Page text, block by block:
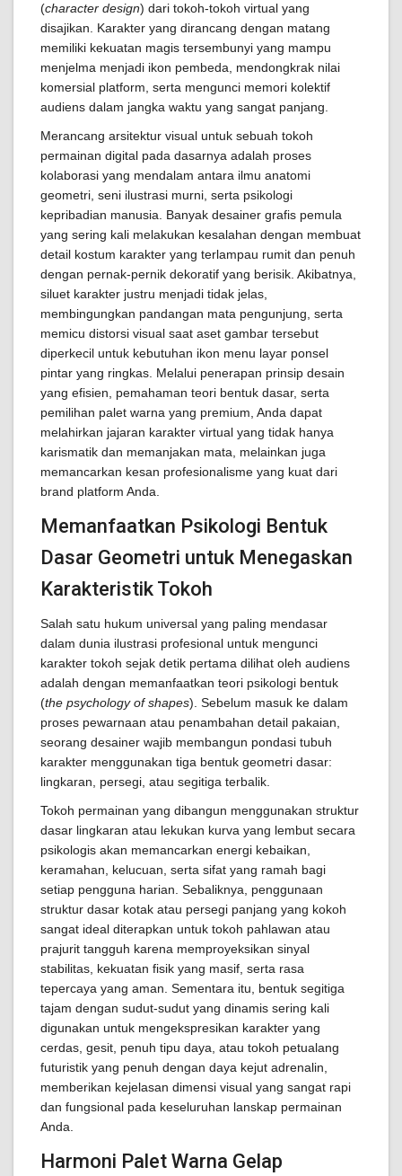
(character design) dari tokoh-tokoh virtual yang
disajikan. Karakter yang dirancang dengan matang
memiliki kekuatan magis tersembunyi yang mampu
menjelma menjadi ikon pembeda, mendongkrak nilai
komersial platform, serta mengunci memori kolektif
audiens dalam jangka waktu yang sangat panjang.
Merancang arsitektur visual untuk sebuah tokoh
permainan digital pada dasarnya adalah proses
kolaborasi yang mendalam antara ilmu anatomi
geometri, seni ilustrasi murni, serta psikologi
kepribadian manusia. Banyak desainer grafis pemula
yang sering kali melakukan kesalahan dengan membuat
detail kostum karakter yang terlampau rumit dan penuh
dengan pernak-pernik dekoratif yang berisik. Akibatnya,
siluet karakter justru menjadi tidak jelas,
membingungkan pandangan mata pengunjung, serta
memicu distorsi visual saat aset gambar tersebut
diperkecil untuk kebutuhan ikon menu layar ponsel
pintar yang ringkas. Melalui penerapan prinsip desain
yang efisien, pemahaman teori bentuk dasar, serta
pemilihan palet warna yang premium, Anda dapat
melahirkan jajaran karakter virtual yang tidak hanya
karismatik dan memanjakan mata, melainkan juga
memancarkan kesan profesionalisme yang kuat dari
brand platform Anda.
Memanfaatkan Psikologi Bentuk
Dasar Geometri untuk Menegaskan
Karakteristik Tokoh
Salah satu hukum universal yang paling mendasar
dalam dunia ilustrasi profesional untuk mengunci
karakter tokoh sejak detik pertama dilihat oleh audiens
adalah dengan memanfaatkan teori psikologi bentuk
(the psychology of shapes). Sebelum masuk ke dalam
proses pewarnaan atau penambahan detail pakaian,
seorang desainer wajib membangun pondasi tubuh
karakter menggunakan tiga bentuk geometri dasar:
lingkaran, persegi, atau segitiga terbalik.
Tokoh permainan yang dibangun menggunakan struktur
dasar lingkaran atau lekukan kurva yang lembut secara
psikologis akan memancarkan energi kebaikan,
keramahan, kelucuan, serta sifat yang ramah bagi
setiap pengguna harian. Sebaliknya, penggunaan
struktur dasar kotak atau persegi panjang yang kokoh
sangat ideal diterapkan untuk tokoh pahlawan atau
prajurit tangguh karena memproyeksikan sinyal
stabilitas, kekuatan fisik yang masif, serta rasa
tepercaya yang aman. Sementara itu, bentuk segitiga
tajam dengan sudut-sudut yang dinamis sering kali
digunakan untuk mengekspresikan karakter yang
cerdas, gesit, penuh tipu daya, atau tokoh petualang
futuristik yang penuh dengan daya kejut adrenalin,
memberikan kejelasan dimensi visual yang sangat rapi
dan fungsional pada keseluruhan lanskap permainan
Anda.
Harmoni Palet Warna Gelap